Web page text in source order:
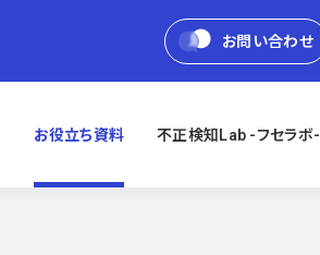
お問い合わせ
お役立ち資料 不正検知Lab -フセラボ-